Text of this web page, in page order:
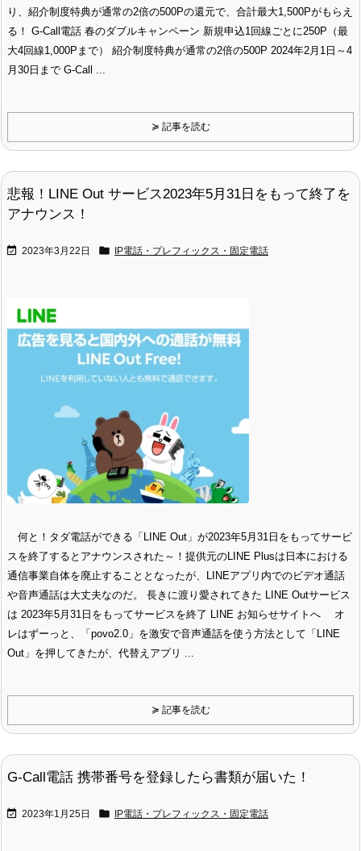
り、紹介制度特典が通常の2倍の500Pの還元で、合計最大1,500Pがもらえ
る！ G-Call電話 春のダブルキャンペーン 新規申込1回線ごとに250P（最
大4回線1,000Pまで） 紹介制度特典が通常の2倍の500P 2024年2月1日～4
月30日まで G-Call ...
≽ 記事を読む
悲報！LINE Out サービス2023年5月31日をもって終了を
アナウンス！
 2023年3月22日  IP電話・プレフィックス・固定電話
何と！タダ電話ができる「LINE Out」が2023年5月31日をもってサービ
スを終了するとアナウンスされた～！提供元のLINE Plusは日本における
通信事業自体を廃止することとなったが、LINEアプリ内でのビデオ通話
や音声通話は大丈夫なのだ。 長きに渡り愛されてきた LINE Outサービス
は 2023年5月31日をもってサービスを終了 LINE お知らせサイトへ オ
レはずーっと、「povo2.0」を激安で音声通話を使う方法として「LINE
Out」を押してきたが、代替えアプリ ...
≽ 記事を読む
G-Call電話 携帯番号を登録したら書類が届いた！
 2023年1月25日  IP電話・プレフィックス・固定電話